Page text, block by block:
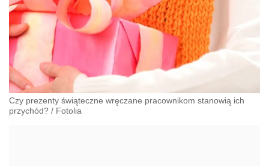
Czy prezenty świąteczne wręczane pracownikom stanowią ich
przychód? / Fotolia